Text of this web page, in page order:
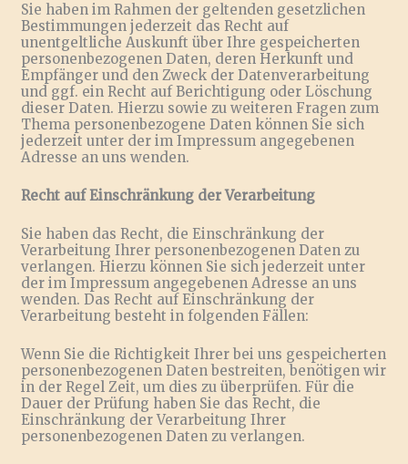
Sie haben im Rahmen der geltenden gesetzlichen
Bestimmungen jederzeit das Recht auf
unentgeltliche Auskunft über Ihre gespeicherten
personenbezogenen Daten, deren Herkunft und
Empfänger und den Zweck der Datenverarbeitung
und ggf. ein Recht auf Berichtigung oder Löschung
dieser Daten. Hierzu sowie zu weiteren Fragen zum
Thema personenbezogene Daten können Sie sich
jederzeit unter der im Impressum angegebenen
Adresse an uns wenden.
Recht auf Einschränkung der Verarbeitung
Sie haben das Recht, die Einschränkung der
Verarbeitung Ihrer personenbezogenen Daten zu
verlangen. Hierzu können Sie sich jederzeit unter
der im Impressum angegebenen Adresse an uns
wenden. Das Recht auf Einschränkung der
Verarbeitung besteht in folgenden Fällen:
Wenn Sie die Richtigkeit Ihrer bei uns gespeicherten
personenbezogenen Daten bestreiten, benötigen wir
in der Regel Zeit, um dies zu überprüfen. Für die
Dauer der Prüfung haben Sie das Recht, die
Einschränkung der Verarbeitung Ihrer
personenbezogenen Daten zu verlangen.